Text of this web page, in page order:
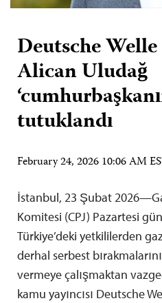
Deutsche
Alican Uludağ
tutuklandı
February 24, 2026 10:06 AM
İstanbul, 23 Şubat
Komitesi (CPJ) Pazartesi
Türkiye’deki yetkililerden
derhal serbest
vermeye çalışmaktan
kamu yayıncısı Deutsche